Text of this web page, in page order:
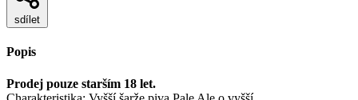
sdílet
Popis
Prodej pouze starším 18 let.